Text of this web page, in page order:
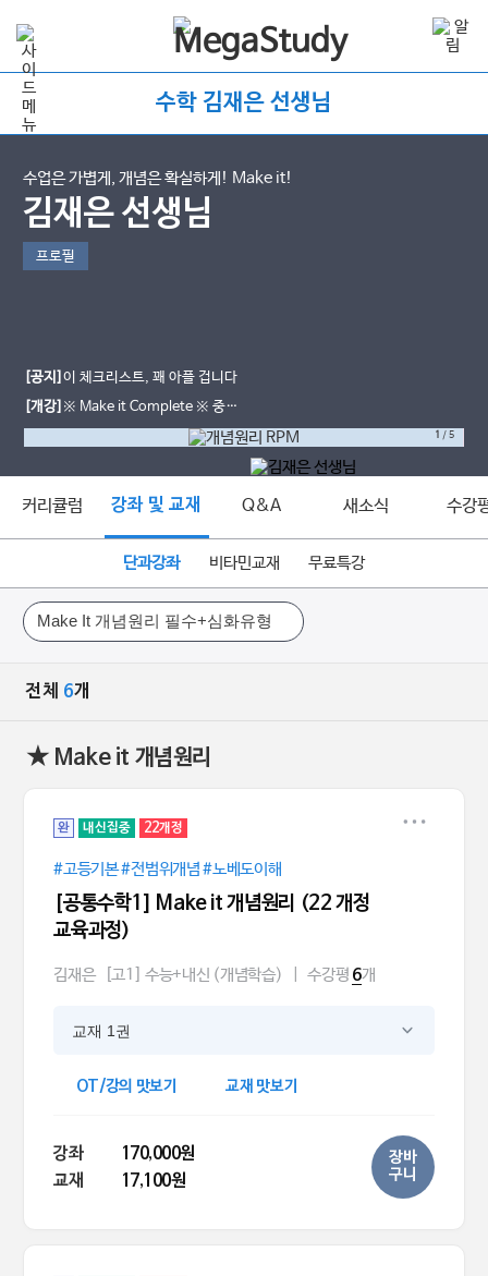
수학 김재은 선생님
수업은 가볍게, 개념은 확실하게! Make it!
김재은 선생님
프로필
[공지]이 체크리스트, 꽤 아플 겁니다
[개강] ※ Make it Complete ※ 중간
고사 직전대비 5강으로 90점 뚫기
1 /5
커리큘럼 강좌 및 교재 Q&A 새소식 수강
단과강좌 비타민교재 무료특강
전체 6개
★ Make it 개념원리
완 내신집중 22개정
#고등기본 #전범위개념 #노베도이해
[공통수학1] Make it 개념원리 (22 개정
교육과정)
김재은 [고1] 수능+내신 (개념학습) 수강평 6개
교재 1권
OT/강의 맛보기 교재 맛보기
강좌
170,000원
교재
17,100원
장바
구니